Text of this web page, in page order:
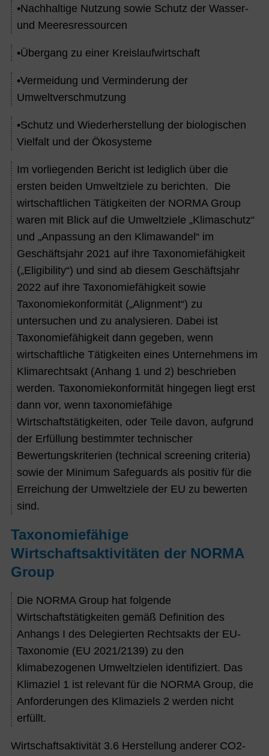
•Nachhaltige Nutzung sowie Schutz der Wasser-
und Meeresressourcen
•Übergang zu einer Kreislaufwirtschaft
•Vermeidung und Verminderung der
Umweltverschmutzung
•Schutz und Wiederherstellung der biologischen
Vielfalt und der Ökosysteme
Im vorliegenden Bericht ist lediglich über die
ersten beiden Umweltziele zu berichten. Die
wirtschaftlichen Tätigkeiten der NORMA Group
waren mit Blick auf die Umweltziele „Klimaschutz“
und „Anpassung an den Klimawandel“ im
Geschäftsjahr 2021 auf ihre Taxonomiefähigkeit
(„Eligibility“) und sind ab diesem Geschäftsjahr
2022 auf ihre Taxonomiefähigkeit sowie
Taxonomiekonformität („Alignment“) zu
untersuchen und zu analysieren. Dabei ist
Taxonomiefähigkeit dann gegeben, wenn
wirtschaftliche Tätigkeiten eines Unternehmens im
Klimarechtsakt (Anhang 1 und 2) beschrieben
werden. Taxonomiekonformität hingegen liegt erst
dann vor, wenn taxonomiefähige
Wirtschaftstätigkeiten, oder Teile davon, aufgrund
der Erfüllung bestimmter technischer
Bewertungskriterien (technical screening criteria)
sowie der Minimum Safeguards als positiv für die
Erreichung der Umweltziele der EU zu bewerten
sind.
Taxonomiefähige
Wirtschaftsaktivitäten der NORMA
Group
Die NORMA Group hat folgende
Wirtschaftstätigkeiten gemäß Definition des
Anhangs I des Delegierten Rechtsakts der EU-
Taxonomie (EU 2021/2139) zu den
klimabezogenen Umweltzielen identifiziert. Das
Klimaziel 1 ist relevant für die NORMA Group, die
Anforderungen des Klimaziels 2 werden nicht
erfüllt.
Wirtschaftsaktivität 3.6 Herstellung anderer CO2-